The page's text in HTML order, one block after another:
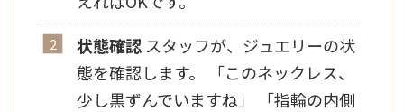
状態確認 スタッフが、ジュエリーの状
態を確認します。 「このネックレス、
少し黒ずんでいますね」 「指輪の内側